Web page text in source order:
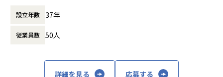
・ゲームプラットフォームのWebサイトサーバー構築・運用
・Webサイトサーバのオンプレミス→クラウド移行
時間外労働の有無： 有（月平均0時間～20時
休憩時間： 60分
設立年数 37年
従業員数 50人
詳細を見る 応募する